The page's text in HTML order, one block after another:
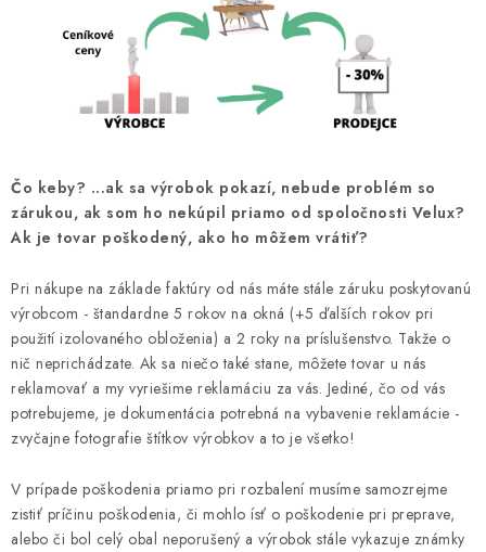
Čo keby? ...ak sa výrobok pokazí, nebude problém so
zárukou, ak som ho nekúpil priamo od spoločnosti Velux?
Ak je tovar poškodený, ako ho môžem vrátiť?
Pri nákupe na základe faktúry od nás máte stále záruku poskytovanú
výrobcom - štandardne 5 rokov na okná (+5 ďalších rokov pri
použití izolovaného obloženia) a 2 roky na príslušenstvo. Takže o
nič neprichádzate. Ak sa niečo také stane, môžete tovar u nás
reklamovať a my vyriešime reklamáciu za vás. Jediné, čo od vás
potrebujeme, je dokumentácia potrebná na vybavenie reklamácie -
zvyčajne fotografie štítkov výrobkov a to je všetko!
V prípade poškodenia priamo pri rozbalení musíme samozrejme
zistiť príčinu poškodenia, či mohlo ísť o poškodenie pri preprave,
alebo či bol celý obal neporušený a výrobok stále vykazuje známky